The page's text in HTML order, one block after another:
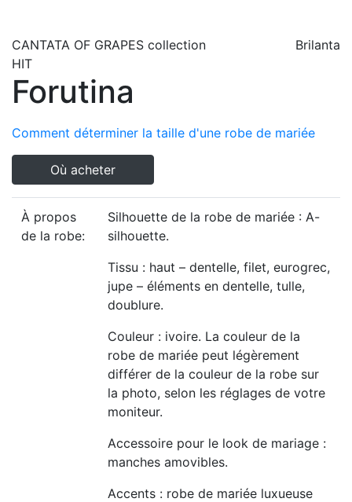
CANTATA OF GRAPES collection
Brilanta
HIT
Forutina
Comment déterminer la taille d'une robe de mariée
Où acheter
À propos
de la robe:
Silhouette de la robe de mariée : A-
silhouette.
Tissu : haut – dentelle, filet, eurogrec,
jupe – éléments en dentelle, tulle,
doublure.
Couleur : ivoire. La couleur de la
robe de mariée peut légèrement
différer de la couleur de la robe sur
la photo, selon les réglages de votre
moniteur.
Accessoire pour le look de mariage :
manches amovibles.
Accents : robe de mariée luxueuse